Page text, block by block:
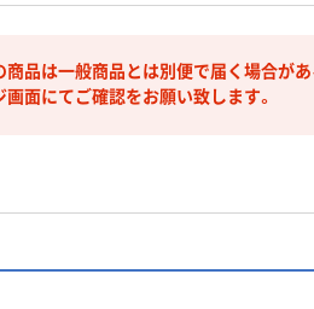
商品は一般商品とは別便で届く場合が
画面にてご確認をお願い致します。